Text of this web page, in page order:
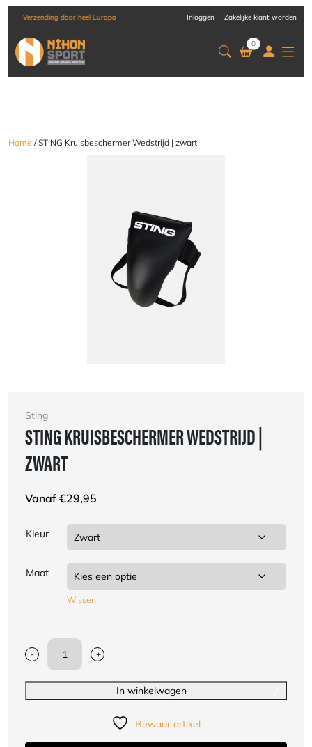
Verzending door heel Europa Inloggen Zakelijke klant worden
0
Home / STING Kruisbeschermer Wedstrijd | zwart
Sting
STING KRUISBESCHERMER WEDSTRIJD |
ZWART
Vanaf €29,95
Kleur
Maat
Wissen
-
STING
+
In winkelwagen
Bewaar artikel